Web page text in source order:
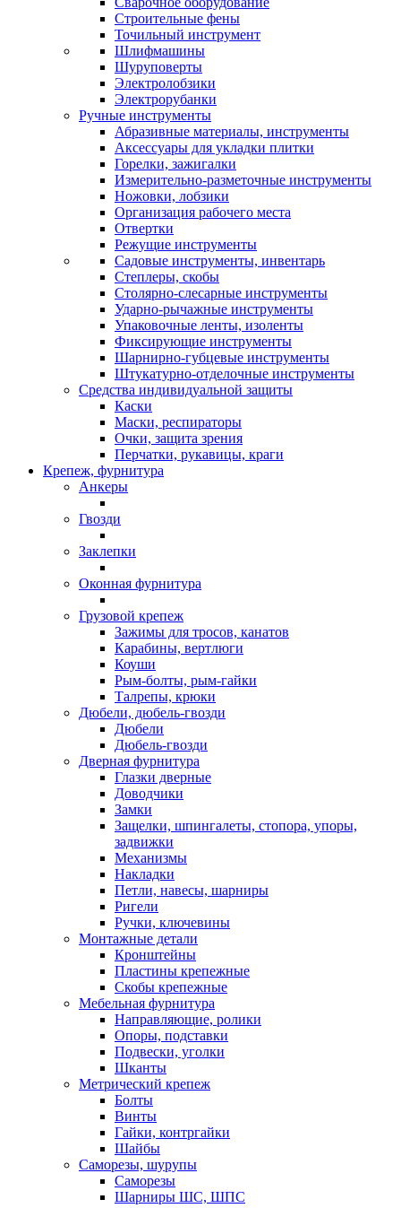
Строительные фены
Точильный инструмент
Шлифмашины
Шуруповерты
Электролобзики
Электрорубанки
Ручные инструменты
Абразивные материалы, инструменты
Аксессуары для укладки плитки
Горелки, зажигалки
Измерительно-разметочные инструменты
Ножовки, лобзики
Организация рабочего места
Отвертки
Режущие инструменты
Садовые инструменты, инвентарь
Степлеры, скобы
Столярно-слесарные инструменты
Ударно-рычажные инструменты
Упаковочные ленты, изоленты
Фиксирующие инструменты
Шарнирно-губцевые инструменты
Штукатурно-отделочные инструменты
Средства индивидуальной защиты
Каски
Маски, респираторы
Очки, защита зрения
Перчатки, рукавицы, краги
Крепеж, фурнитура
Анкеры
Гвозди
Заклепки
Оконная фурнитура
Грузовой крепеж
Зажимы для тросов, канатов
Карабины, вертлюги
Коуши
Рым-болты, рым-гайки
Талрепы, крюки
Дюбели, дюбель-гвозди
Дюбели
Дюбель-гвозди
Дверная фурнитура
Глазки дверные
Доводчики
Замки
Защелки, шпингалеты, стопора, упоры,
задвижки
Механизмы
Накладки
Петли, навесы, шарниры
Ригели
Ручки, ключевины
Монтажные детали
Кронштейны
Пластины крепежные
Скобы крепежные
Мебельная фурнитура
Направляющие, ролики
Опоры, подставки
Подвески, уголки
Шканты
Метрический крепеж
Болты
Винты
Гайки, контргайки
Шайбы
Саморезы, шурупы
Саморезы
Шарниры ШС, ШПС